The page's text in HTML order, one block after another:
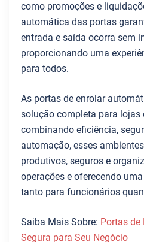
como promoções e
automática das portas
entrada e saída ocorra sem
proporcionando uma
para todos.
As portas de enrolar
solução completa para lojas
combinando eficiência,
automação, esses
produtivos, seguros e
operações e oferecendo
tanto para funcionários
Saiba Mais Sobre: Portas de
Segura para Seu Negócio